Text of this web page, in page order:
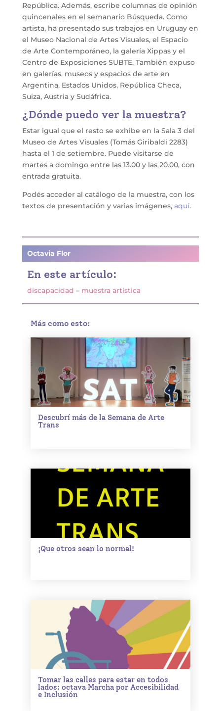
República. Además, escribe columnas de opinión
quincenales en el semanario Búsqueda. Como
artista, ha presentado sus trabajos en Uruguay en
el Museo Nacional de Artes Visuales, el Espacio
de Arte Contemporáneo, la galería Xippas y el
Centro de Exposiciones SUBTE. También expuso
en galerías, museos y espacios de arte en
Argentina, Estados Unidos, República Checa,
Suiza, Austria y Sudáfrica.
¿Dónde puedo ver la muestra?
Estar igual que el resto se exhibe en la Sala 3 del
Museo de Artes Visuales (Tomás Giribaldi 2283)
hasta el 1 de setiembre. Puede visitarse de
martes a domingo entre las 13.00 y las 20.00, con
entrada gratuita.
Podés acceder al catálogo de la muestra, con los
textos de presentación y varias imágenes, aquí.
Octavia Flor
En este artículo:
discapacidad – muestra artística
Más como esto:
Descubrí más de la Semana de Arte
Trans
¡Que otros sean lo normal!
Tomar las calles para estar en todos
lados: octava Marcha por Accesibilidad
e Inclusión